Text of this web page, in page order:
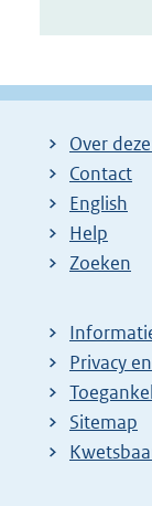
Over
Contact
English
Help
Zoeken
Privacy
Sitemap
E